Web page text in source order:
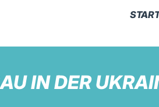
IN DER